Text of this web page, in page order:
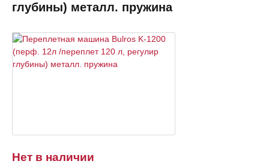
Нет в наличии
глубины) металл. пружина